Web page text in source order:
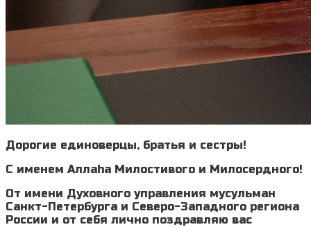
Дорогие единоверцы, братья и сестры!
С именем Аллаhа Милостивого и Милосердного!
От имени Духовного управления мусульман
Санкт-Петербурга и Северо-Западного региона
России и от себя лично поздравляю вас